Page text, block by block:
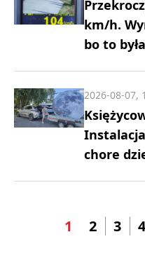
km/h.
bo to
chore
2026-08-07,
1 2 3 4